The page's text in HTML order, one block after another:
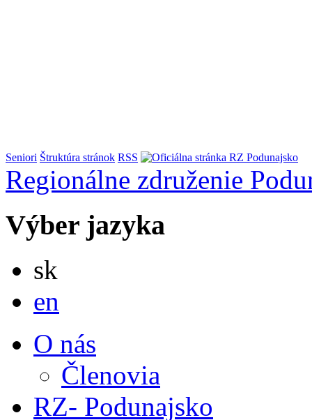
Seniori Štruktúra stránok RSS
Regionálne združenie
Výber jazyka
sk
en
O nás
Členovia
RZ- Podunajsko